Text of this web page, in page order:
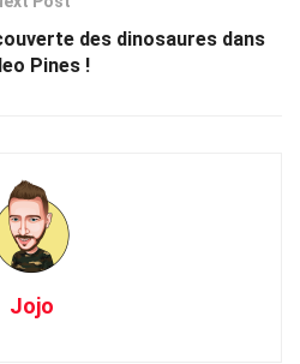
des dinosaures dans
Pines !
Jojo